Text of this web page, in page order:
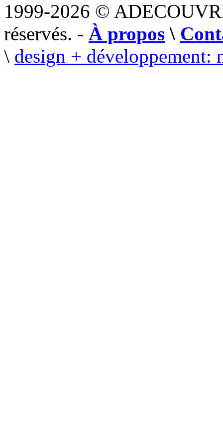
1999-2026 ©
réservés. - À propos \
\ design + développement: